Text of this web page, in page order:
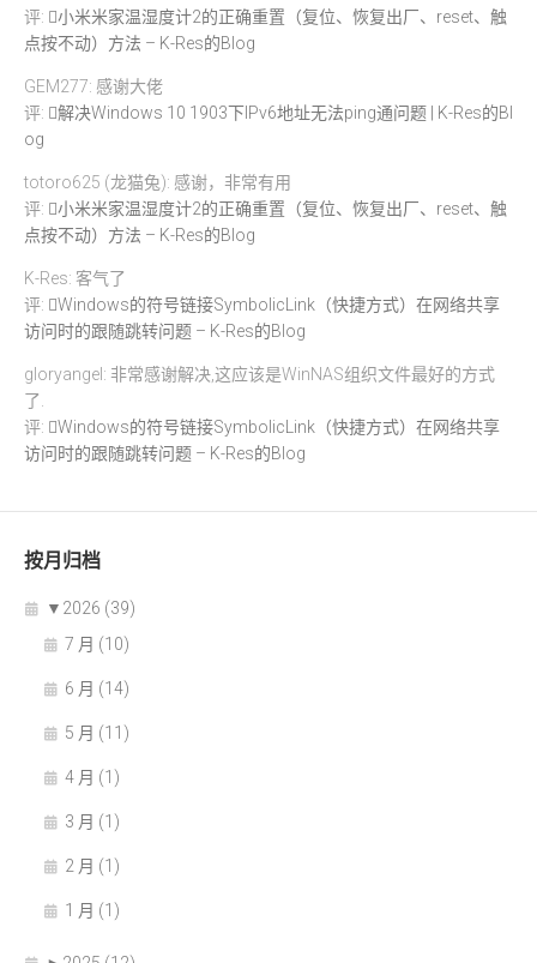
评:
小米米家温湿度计2的正确重置（复位、恢复出厂、reset、触
点按不动）方法 – K-Res的Blog
GEM277: 感谢大佬
评:
解决Windows 10 1903下IPv6地址无法ping通问题 | K-Res的Bl
og
totoro625 (龙猫兔): 感谢，非常有用
评:
小米米家温湿度计2的正确重置（复位、恢复出厂、reset、触
点按不动）方法 – K-Res的Blog
K-Res: 客气了
评:
Windows的符号链接SymbolicLink（快捷方式）在网络共享
访问时的跟随跳转问题 – K-Res的Blog
gloryangel: 非常感谢解决,这应该是WinNAS组织文件最好的方式
了.
评:
Windows的符号链接SymbolicLink（快捷方式）在网络共享
访问时的跟随跳转问题 – K-Res的Blog
按月归档
▼ 2026 (39)
7 月 (10)
6 月 (14)
5 月 (11)
4 月 (1)
3 月 (1)
2 月 (1)
1 月 (1)